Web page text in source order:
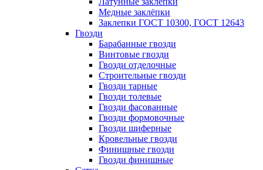
Медные заклёпки
Заклепки ГОСТ 10300, ГОСТ 12643
Гвозди
Барабанные гвозди
Винтовые гвозди
Гвозди отделочные
Строительные гвозди
Гвозди тарные
Гвозди толевые
Гвозди фасованные
Гвозди формовочные
Гвозди шиферные
Кровельные гвозди
Финишные гвозди
Гвозди финишные